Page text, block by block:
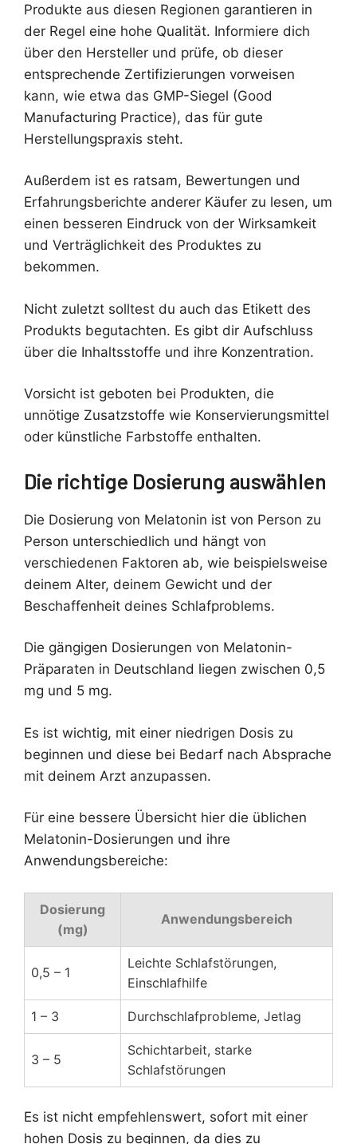
Produkte aus diesen Regionen garantieren in
der Regel eine hohe Qualität. Informiere dich
über den Hersteller und prüfe, ob dieser
entsprechende Zertifizierungen vorweisen
kann, wie etwa das GMP-Siegel (Good
Manufacturing Practice), das für gute
Herstellungspraxis steht.
Außerdem ist es ratsam, Bewertungen und
Erfahrungsberichte anderer Käufer zu lesen, um
einen besseren Eindruck von der Wirksamkeit
und Verträglichkeit des Produktes zu
bekommen.
Nicht zuletzt solltest du auch das Etikett des
Produkts begutachten. Es gibt dir Aufschluss
über die Inhaltsstoffe und ihre Konzentration.
Vorsicht ist geboten bei Produkten, die
unnötige Zusatzstoffe wie Konservierungsmittel
oder künstliche Farbstoffe enthalten.
Die richtige Dosierung auswählen
Die Dosierung von Melatonin ist von Person zu
Person unterschiedlich und hängt von
verschiedenen Faktoren ab, wie beispielsweise
deinem Alter, deinem Gewicht und der
Beschaffenheit deines Schlafproblems.
Die gängigen Dosierungen von Melatonin-
Präparaten in Deutschland liegen zwischen 0,5
mg und 5 mg.
Es ist wichtig, mit einer niedrigen Dosis zu
beginnen und diese bei Bedarf nach Absprache
mit deinem Arzt anzupassen.
Für eine bessere Übersicht hier die üblichen
Melatonin-Dosierungen und ihre
Anwendungsbereiche:
Dosierung
(mg)
Anwendungsbereich
0,5 – 1
Leichte Schlafstörungen,
Einschlafhilfe
1 – 3 Durchschlafprobleme, Jetlag
3 – 5
Schichtarbeit, starke
Schlafstörungen
Es ist nicht empfehlenswert, sofort mit einer
hohen Dosis zu beginnen, da dies zu